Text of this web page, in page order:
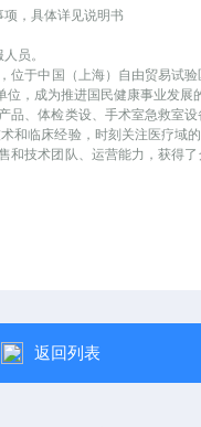
，具体详见说明书
。
，位于中国（上海）自由贸易试
，成为推进国民健康事业发展的积
、体检类设、手术室急救室
和临床经验，时刻关注医疗
和技术团队、运营能力，获
返回列表